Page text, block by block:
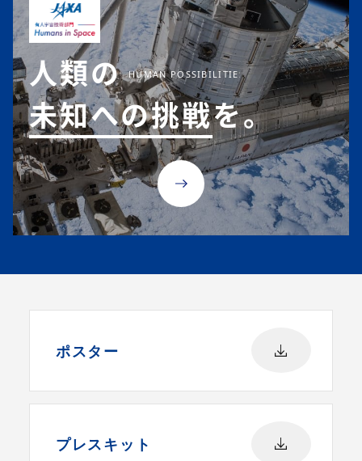
人類の
未知への挑戦を。
ポスター
プレスキット